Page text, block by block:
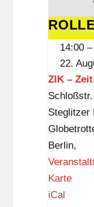
f
ROLLER
DISCO
KIDS
14:00 –
22.
ZIK –
Steglitzer
Berlin,
KarteZ
iCal